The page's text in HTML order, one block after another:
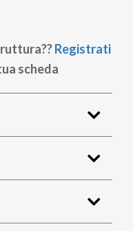
Registrati
scheda